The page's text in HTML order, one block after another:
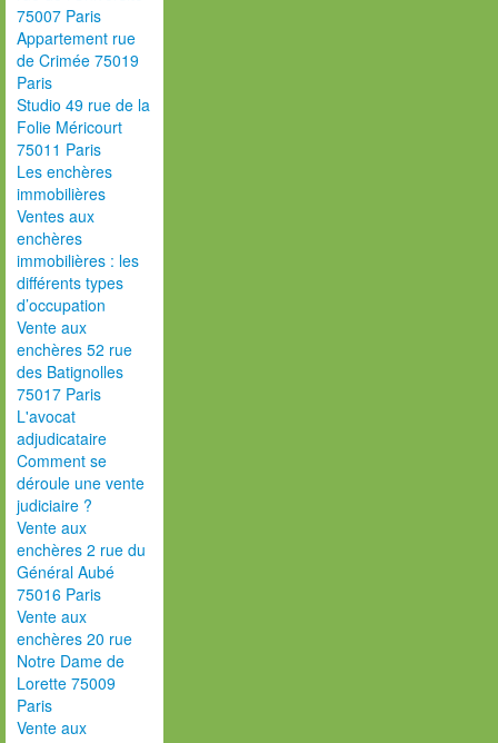
75007 Paris
Appartement rue
de Crimée 75019
Paris
Studio 49 rue de la
Folie Méricourt
75011 Paris
Les enchères
immobilières
Ventes aux
enchères
immobilières : les
différents types
d’occupation
Vente aux
enchères 52 rue
des Batignolles
75017 Paris
L'avocat
adjudicataire
Comment se
déroule une vente
judiciaire ?
Vente aux
enchères 2 rue du
Général Aubé
75016 Paris
Vente aux
enchères 20 rue
Notre Dame de
Lorette 75009
Paris
Vente aux